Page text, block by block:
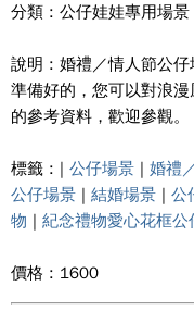
分類 : 公仔娃娃專用場
說明 : 婚禮／情人節公
準備好的，您可以對浪
的參考資料，歡迎參觀。
標籤 : | 公仔場景 婚禮
公仔場景
結婚場景 公
物
紀念禮物愛心花框
價格 : 1600